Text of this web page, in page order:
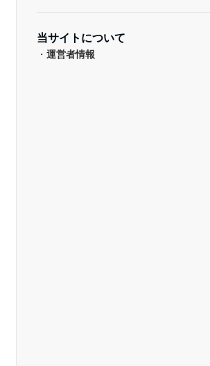
当サイトについて
・ 運営者情報